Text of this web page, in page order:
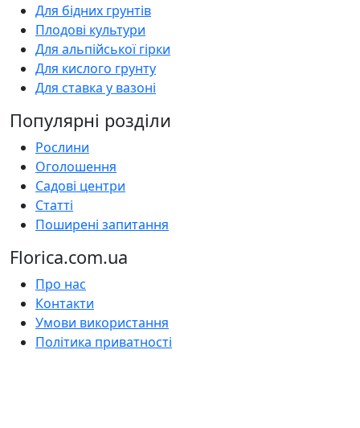
Для бідних грунтів
Плодові культури
Для альпійської гірки
Для кислого грунту
Для ставка у вазоні
Популярні розділи
Рослини
Оголошення
Садові центри
Статті
Поширені запитання
Florica.com.ua
Про нас
Контакти
Умови використання
Політика приватності